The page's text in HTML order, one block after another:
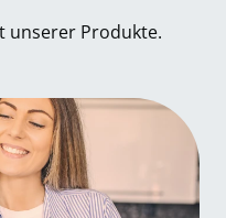
unserer Produkte.